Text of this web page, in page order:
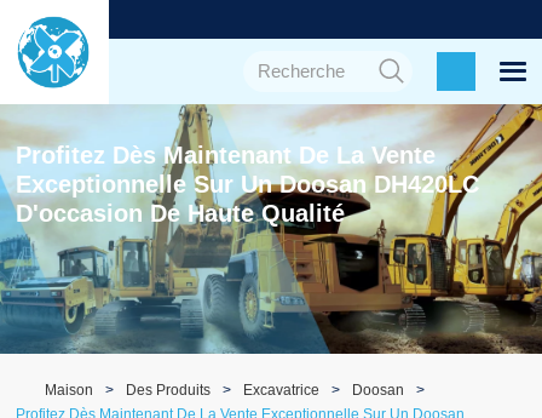
Profitez Dès Maintenant De La Vente
Exceptionnelle Sur Un Doosan DH420LC
D'occasion De Haute Qualité
Maison Des Produits Excavatrice
Doosan